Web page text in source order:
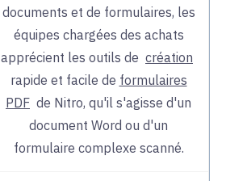
documents et de formulaires, les
équipes chargées des achats
apprécient les outils de création
rapide et facile de formulaires
PDF de Nitro, qu'il s'agisse d'un
document Word ou d'un
formulaire complexe scanné.